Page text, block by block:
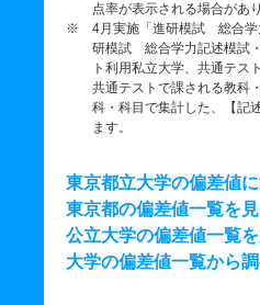
点率が表示される場合があ
※ 4月実施「進研模試 総合学
研模試 総合学力記述模試
ト利用私立大学、共通テス
共通テストで課される教科
科・科目で集計した、【記
ます。
東京都立大学の偏差値
東京都の偏差値一覧を
公立大学の偏差値一覧
大学の偏差値一覧から